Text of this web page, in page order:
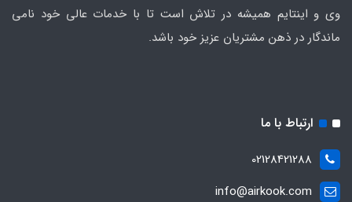
وی و اینتایم همیشه در تلاش است تا با خدمات عالی خود نامی
ماندگار در ذهن مشتریان عزیز خود باشد.
ارتباط با ما
02128421288
info@airkook.com